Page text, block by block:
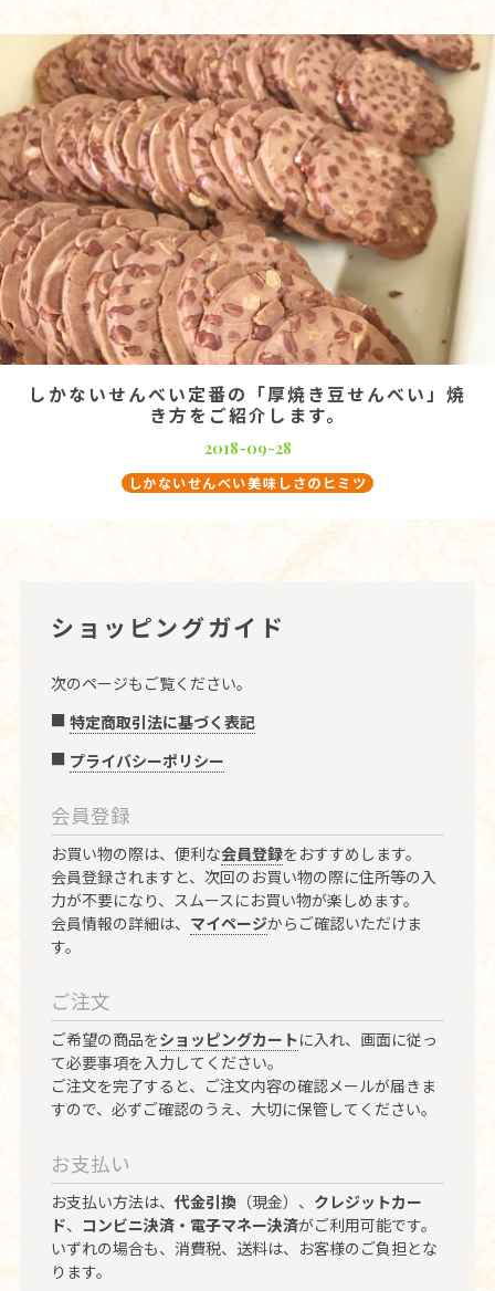
しかないせんべい定番の「厚焼き豆せんべい」焼
き方をご紹介します。
2018-09-28
しかないせんべい美味しさのヒミツ
ショッピングガイド
次のページもご覧ください。
特定商取引法に基づく表記
プライバシーポリシー
会員登録
お買い物の際は、便利な会員登録をおすすめします。
会員登録されますと、次回のお買い物の際に住所等の入
力が不要になり、スムースにお買い物が楽しめます。
会員情報の詳細は、 マイページからご確認いただけま
す。
ご注文
ご希望の商品をショッピングカートに入れ、画面に従っ
て必要事項を入力してください。
ご注文を完了すると、ご注文内容の確認メールが届きま
すので、必ずご確認のうえ、大切に保管してください。
お支払い
お支払い方法は、 代金引換（現金）、 クレジットカー
ド、 コンビニ決済・電子マネー決済がご利用可能です。
いずれの場合も、消費税、送料は、お客様のご負担とな
ります。